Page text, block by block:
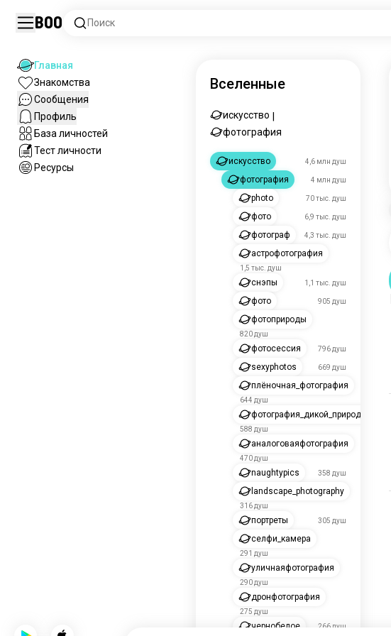
Boo Поиск
Главная
Знакомства
Сообщения
Профиль
База личностей
Тест личности
Ресурсы
Вселенные
искусство
фотография
искусство 4,6 млн душ
фотография 4 млн душ
photo 70 тыс. душ
фото 6,9 тыс. душ
фотограф 4,3 тыс. душ
астрофотография
1,5 тыс. душ
снэпы 1,1 тыс. душ
фото 905 душ
фотоприроды
820 душ
фотосессия 796 душ
sexyphotos 669 душ
плёночная_фотография
644 душ
фотография_дикой_природы
588 душ
аналоговаяфотография
470 душ
naughtypics 358 душ
landscape_photography
316 душ
портреты 305 душ
селфи_камера
291 душ
уличнаяфотография
290 душ
дронфотография
275 душ
чернобелое 266 душ